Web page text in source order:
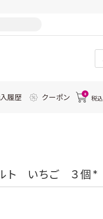
履歴 クーポン 0
税込
ト いちご ３個 *